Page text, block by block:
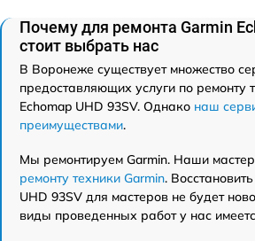
Почему для ремонта Garmin
стоит выбрать нас
В Воронеже существует множество
предоставляющих услуги по ремонту
Echomap UHD 93SV. Однако наш
преимуществами.
Мы ремонтируем Garmin. Наши
ремонту техники Garmin.
UHD 93SV для мастеров не будет
виды проведенных работ у нас